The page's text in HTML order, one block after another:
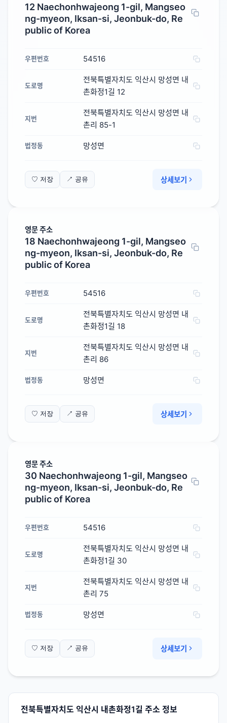
12 Naechonhwajeong 1-gil, Mangseo
ng-myeon, Iksan-si, Jeonbuk-do, Re
public of Korea
우편번호 54516
도로명
전북특별자치도 익산시 망성면 내
촌화정1길 12
지번
전북특별자치도 익산시 망성면 내
촌리 85-1
법정동 망성면
♡ 저장 ↗ 공유 상세보기
영문 주소
18 Naechonhwajeong 1-gil, Mangseo
ng-myeon, Iksan-si, Jeonbuk-do, Re
public of Korea
우편번호 54516
도로명
전북특별자치도 익산시 망성면 내
촌화정1길 18
지번
전북특별자치도 익산시 망성면 내
촌리 86
법정동 망성면
♡ 저장 ↗ 공유 상세보기
영문 주소
30 Naechonhwajeong 1-gil, Mangseo
ng-myeon, Iksan-si, Jeonbuk-do, Re
public of Korea
우편번호 54516
도로명
전북특별자치도 익산시 망성면 내
촌화정1길 30
지번
전북특별자치도 익산시 망성면 내
촌리 75
법정동 망성면
♡ 저장 ↗ 공유 상세보기
전북특별자치도 익산시 내촌화정1길 주소 정보